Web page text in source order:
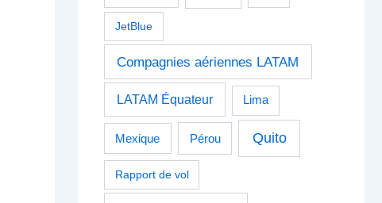
JetBlue
Compagnies aériennes LATAM
LATAM Équateur Lima
Mexique Pérou Quito
Rapport de vol